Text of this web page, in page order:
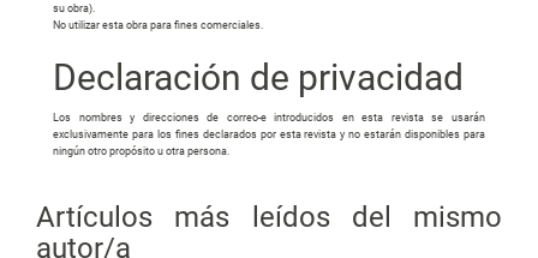
su obra).
No utilizar esta obra para fines comerciales.
Declaración de privacidad
Los nombres y direcciones de correo-e introducidos en esta revista se usarán
exclusivamente para los fines declarados por esta revista y no estarán disponibles para
ningún otro propósito u otra persona.
Artículos más leídos del mismo
autor/a